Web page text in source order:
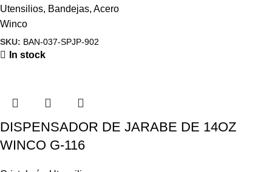
Utensilios, Bandejas, Acero
Winco
SKU: BAN-037-SPJP-902
In stock
DISPENSADOR DE JARABE DE 14OZ
WINCO G-116